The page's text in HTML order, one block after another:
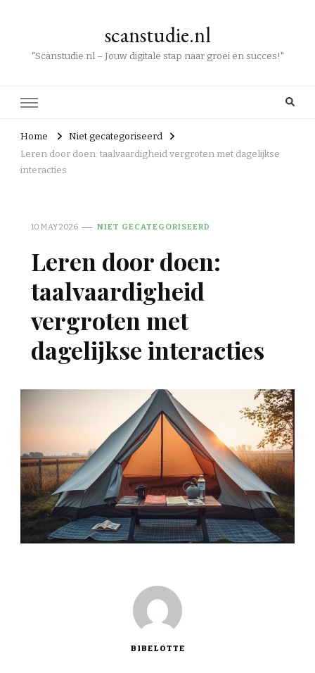
scanstudie.nl
"Scanstudie.nl – Jouw digitale stap naar groei en succes!"
Home
Niet gecategoriseerd
Leren door doen: taalvaardigheid vergroten met dagelijkse
interacties
10 MAY 2026 NIET GECATEGORISEERD
Leren door doen:
taalvaardigheid
vergroten met
dagelijkse interacties
BIBELOTTE